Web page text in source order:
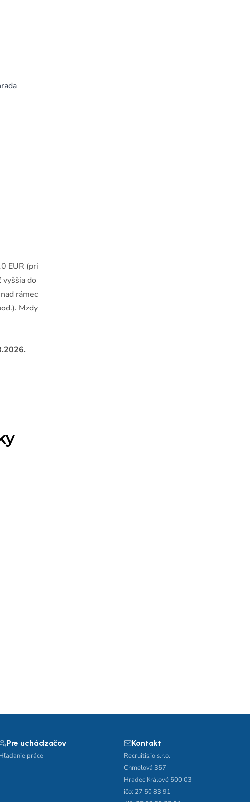
EUR (pri
vyššia do
rámec
Mzdy
Pre uchádzačov
Hľadanie práce
Kontakt
Recruitis.io s.r.o.
Chmelová 357
Hradec Králové 500 03
ičo: 27 50 83 91